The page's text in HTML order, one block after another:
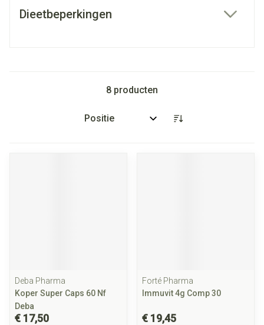
Dieetbeperkingen
8 producten
Sorteer op:
Deba Pharma
Koper Super Caps 60 Nf
Deba
€ 17,50
Forté Pharma
Immuvit 4g Comp 30
€ 19,45